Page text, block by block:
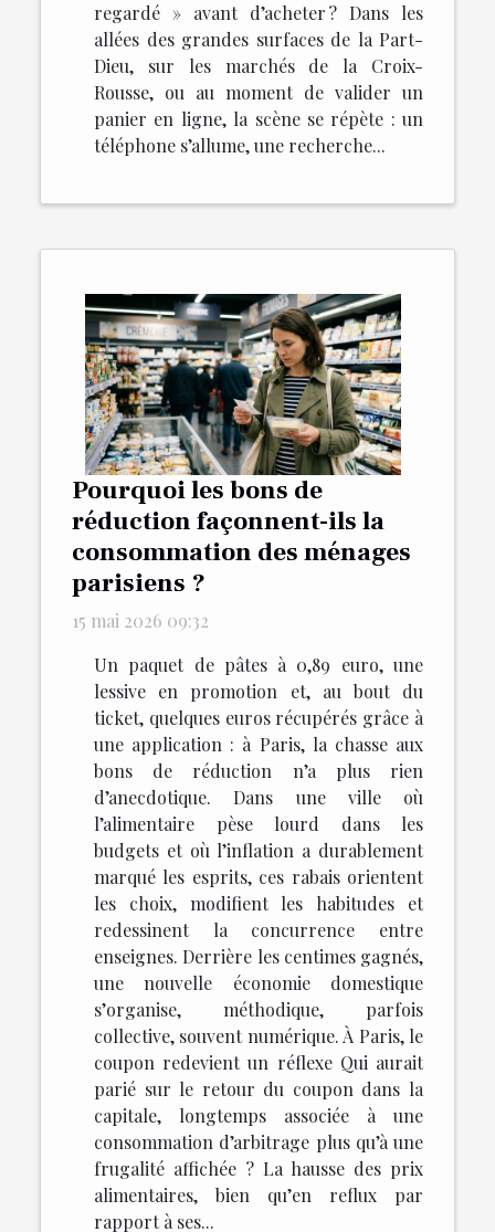
regardé » avant d’acheter ? Dans les
allées des grandes surfaces de la Part-
Dieu, sur les marchés de la Croix-
Rousse, ou au moment de valider un
panier en ligne, la scène se répète : un
téléphone s’allume, une recherche...
Pourquoi les bons de
réduction façonnent-ils la
consommation des ménages
parisiens ?
15 mai 2026 09:32
Un paquet de pâtes à 0,89 euro, une
lessive en promotion et, au bout du
ticket, quelques euros récupérés grâce à
une application : à Paris, la chasse aux
bons de réduction n’a plus rien
d’anecdotique. Dans une ville où
l’alimentaire pèse lourd dans les
budgets et où l’inflation a durablement
marqué les esprits, ces rabais orientent
les choix, modifient les habitudes et
redessinent la concurrence entre
enseignes. Derrière les centimes gagnés,
une nouvelle économie domestique
s’organise, méthodique, parfois
collective, souvent numérique. À Paris, le
coupon redevient un réflexe Qui aurait
parié sur le retour du coupon dans la
capitale, longtemps associée à une
consommation d’arbitrage plus qu’à une
frugalité affichée ? La hausse des prix
alimentaires, bien qu’en reflux par
rapport à ses...